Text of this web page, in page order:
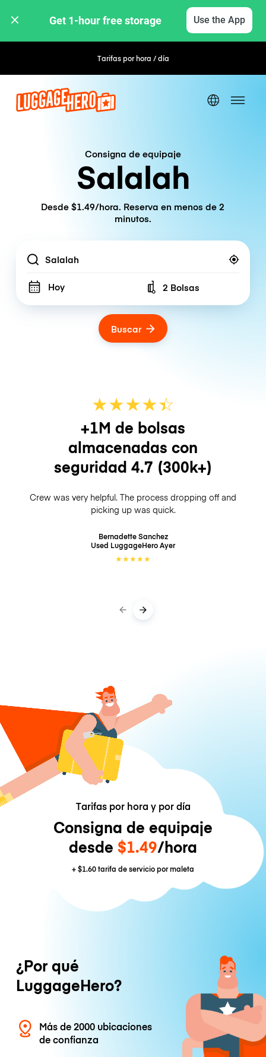
Get 1-hour free storage Use the App
Tarifas por hora / día
Consigna de equipaje
Salalah
Desde $1.49/hora. Reserva en menos de 2
minutos.
Location
Hoy Number of bags
2 Bolsas
Buscar
★★★★☆
★
+1M de bolsas
almacenadas con
seguridad 4.7 (300k+)
Crew was very helpful. The process dropping off and
picking up was quick.
Bernadette Sanchez
Used LuggageHeroAyer
★★★★★
Tarifas por hora y por día
Consigna de equipaje
desde $1.49/hora
+$1.60tarifa de servicio por maleta
¿Por qué
LuggageHero?
Más de 2000 ubicaciones
de confianza